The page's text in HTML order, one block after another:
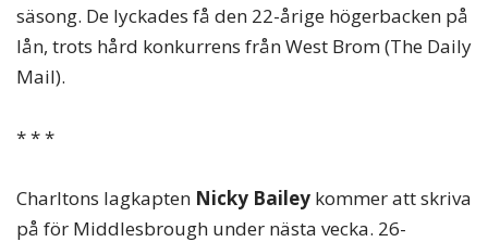
säsong. De lyckades få den 22-årige högerbacken på
lån, trots hård konkurrens från West Brom (The Daily
Mail).
* * *
Charltons lagkapten Nicky Bailey kommer att skriva
på för Middlesbrough under nästa vecka. 26-